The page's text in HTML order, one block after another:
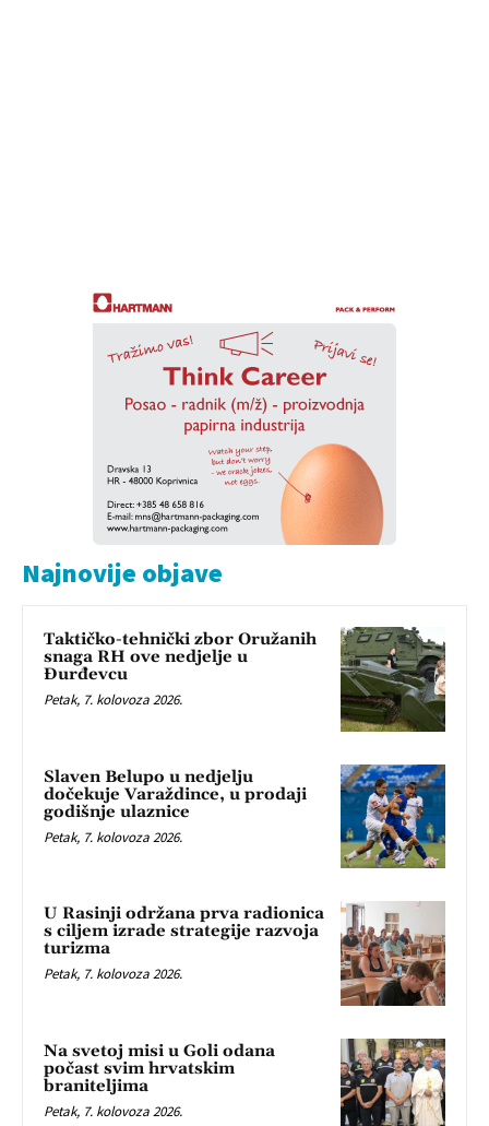
Najnovije objave
Taktičko-tehnički zbor Oružanih
snaga RH ove nedjelje u
Đurđevcu
Petak, 7. kolovoza 2026.
Slaven Belupo u nedjelju
dočekuje Varaždince, u prodaji
godišnje ulaznice
Petak, 7. kolovoza 2026.
U Rasinji održana prva radionica
s ciljem izrade strategije razvoja
turizma
Petak, 7. kolovoza 2026.
Na svetoj misi u Goli odana
počast svim hrvatskim
braniteljima
Petak, 7. kolovoza 2026.